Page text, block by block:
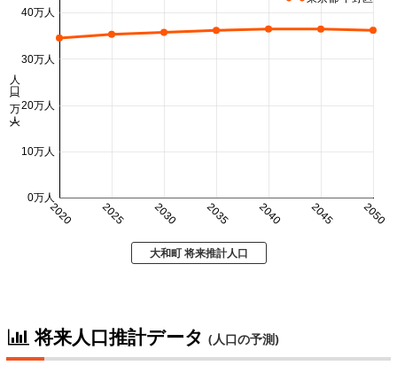
2020 2025 2030 2035 2040 2045 2050
0万人
10万人
20万人
30万人
40万人
人口 (万人)
大和町 将来推計人口
将来人口推計データ (人口の予測)